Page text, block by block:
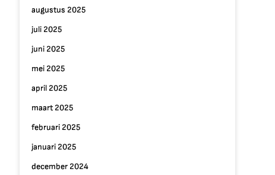
augustus 2025
juli 2025
juni 2025
mei 2025
april 2025
maart 2025
februari 2025
januari 2025
december 2024